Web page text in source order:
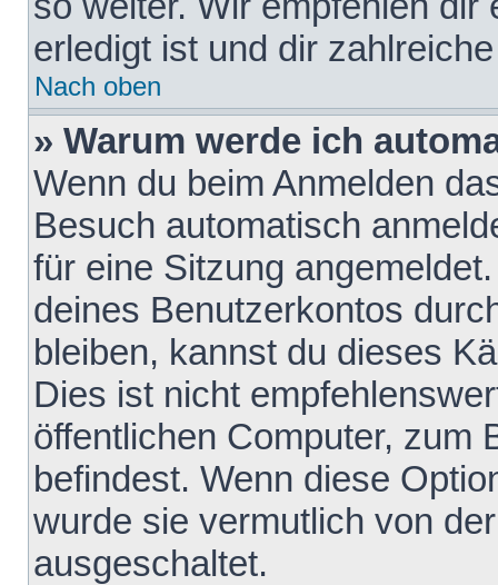
erledigt ist und dir
Nach oben
» Warum werde ich
Wenn du beim Anmelden
Besuch automatisch
für eine Sitzung
deines Benutzerkontos
bleiben, kannst du dieses
Dies ist nicht
öffentlichen Computer, zum
befindest. Wenn diese
wurde sie vermutlich von
ausgeschaltet.